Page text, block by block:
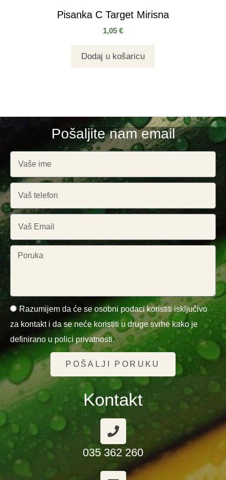
Pisanka C Target Mirisna
1,05 €
Dodaj u košaricu
Pošaljite nam email
Razumijem da će se osobni podaci koristiti isključivo
za kontakt i da se neće koristiti u druge svrhe kako je
definirano u polici privatnosti.
POŠALJI PORUKU
Kontakt
035 362 260